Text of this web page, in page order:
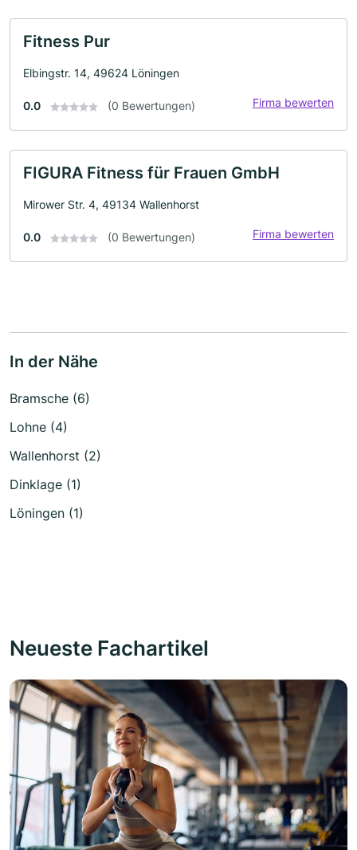
Fitness Pur
Elbingstr. 14, 49624 Löningen
0.0 (0 Bewertungen) Firma bewerten
FIGURA Fitness für Frauen GmbH
Mirower Str. 4, 49134 Wallenhorst
0.0 (0 Bewertungen) Firma bewerten
In der Nähe
Bramsche (6)
Lohne (4)
Wallenhorst (2)
Dinklage (1)
Löningen (1)
Neueste Fachartikel